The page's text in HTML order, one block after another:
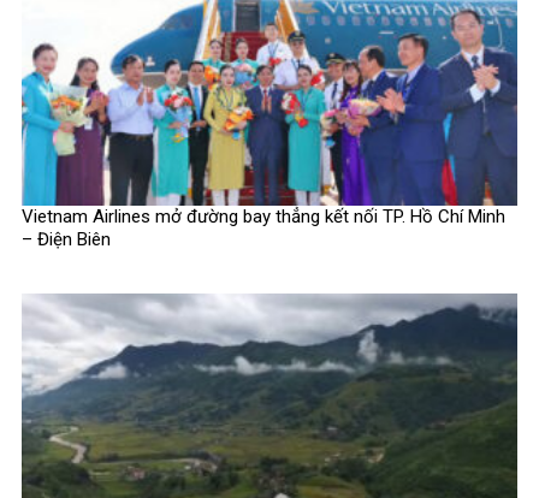
Vietnam Airlines mở đường bay thẳng kết nối TP. Hồ Chí Minh
– Điện Biên